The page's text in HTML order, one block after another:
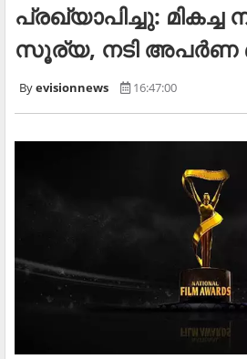
പ്രഖ്യാപിച്ചു: മികച്ച
സൂര്യ, നടി അപർണ
evisionnews 16:47:00